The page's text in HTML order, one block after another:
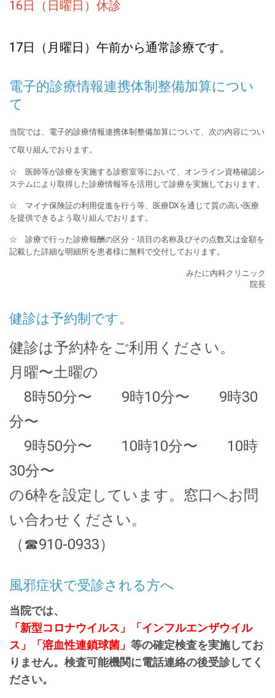
16日（日曜日） 休診
17日（月曜日）午前から通常診療です。
電子的診療情報連携体制整備加算につい
て
当院では、電子的診療情報連携体制整備加算について、次の内容につい
て取り組んでおります。
☆ 医師等が診療を実施する診察室等において、オンライン資格確認シ
ステムにより取得した診療情報等を活用して診療を実施しております。
☆ マイナ保険証の利用促進を行う等、医療DXを通じて質の高い医療
を提供できるよう取り組んでおります。
☆ 診療で行った診療報酬の区分・項目の名称及びその点数又は金額を
記載した詳細な明細所を患者様に無料で交付しております。
みたに内科クリニック
院長
健診は予約制です。
健診は予約枠をご利用ください。
月曜〜土曜の
8時50分〜 9時10分〜 9時30
分〜
9時50分〜 10時10分〜 10時
30分〜
の6枠を設定しています。窓口へお問
い合わせください。
（☎910-0933）
風邪症状で受診される方へ
当院では、
「新型コロナウイルス」「インフルエンザウイル
ス」「溶血性連鎖球菌 」 等の確定検査を実施してお
りません。検査可能機関に電話連絡の後受診してく
ださい。